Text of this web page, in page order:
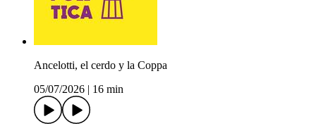
Ancelotti, el cerdo y la Coppa
05/07/2026
16 min